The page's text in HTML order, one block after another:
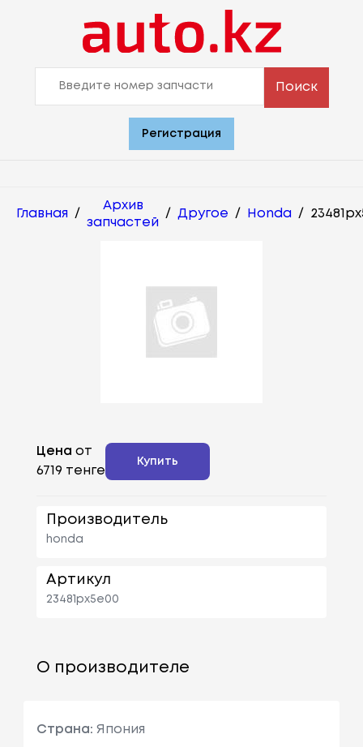
Поиск
Регистрация
Главная /
Архив
запчастей
/ Другое / Honda /
Цена от
6719 тенге
Купить
Производитель
honda
Артикул
23481px5e00
О производителе
Страна: Япония